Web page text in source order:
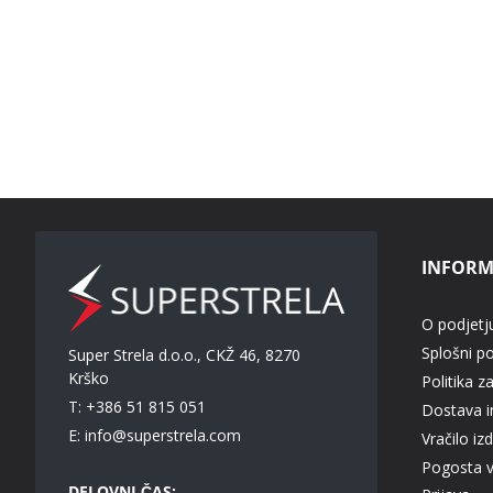
Super Strela d.o.o., CKŽ 46, 8270
Krško
T: +386 51 815 051
E: info@superstrela.com
O
Splošni
Politika
Dostava
Vračilo
Pogosta